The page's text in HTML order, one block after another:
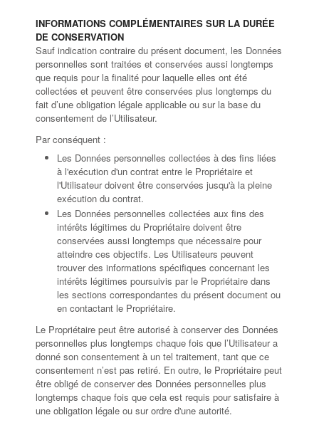
INFORMATIONS COMPLÉMENTAIRES SUR LA DURÉE
DE CONSERVATION
Sauf indication contraire du présent document, les Données
personnelles sont traitées et conservées aussi longtemps
que requis pour la finalité pour laquelle elles ont été
collectées et peuvent être conservées plus longtemps du
fait d’une obligation légale applicable ou sur la base du
consentement de l’Utilisateur.
Par conséquent :
Les Données personnelles collectées à des fins liées
à l'exécution d'un contrat entre le Propriétaire et
l'Utilisateur doivent être conservées jusqu'à la pleine
exécution du contrat.
Les Données personnelles collectées aux fins des
intérêts légitimes du Propriétaire doivent être
conservées aussi longtemps que nécessaire pour
atteindre ces objectifs. Les Utilisateurs peuvent
trouver des informations spécifiques concernant les
intérêts légitimes poursuivis par le Propriétaire dans
les sections correspondantes du présent document ou
en contactant le Propriétaire.
Le Propriétaire peut être autorisé à conserver des Données
personnelles plus longtemps chaque fois que l’Utilisateur a
donné son consentement à un tel traitement, tant que ce
consentement n’est pas retiré. En outre, le Propriétaire peut
être obligé de conserver des Données personnelles plus
longtemps chaque fois que cela est requis pour satisfaire à
une obligation légale ou sur ordre d'une autorité.